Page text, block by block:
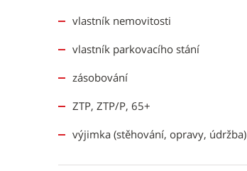
vlastník nemovitosti
vlastník parkovacího stání
zásobování
ZTP, ZTP/P, 65+
výjimka (stěhování, opravy, údržba)